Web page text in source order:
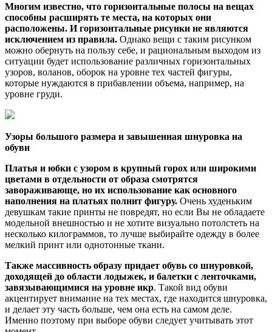
Многим известно, что горизонтальные полосы на вещах
способны расширять те места, на которых они
расположены. И горизонтальные рисунки не являются
исключением из правила. Однако вещи с таким рисунком
можно обернуть на пользу себе, и рациональным выходом из
ситуации будет использование различных горизонтальных
узоров, воланов, оборок на уровне тех частей фигуры,
которые нуждаются в прибавлении объема, например, на
уровне груди.
Узоры большого размера и завышенная шнуровка на
обуви
Платья и юбки с узором в крупный горох или широкими
цветами в отдельности от образа смотрятся
завораживающе, но их использование как основного
наполнения на платьях полнит фигуру. Очень худеньким
девушкам такие принты не повредят, но если Вы не обладаете
модельной внешностью и не хотите визуально потолстеть на
несколько килограммов, то лучше выбирайте одежду в более
мелкий принт или однотонные ткани.
Также массивность образу придает обувь со шнуровкой,
доходящей до области лодыжек, и балетки с ленточками,
завязывающимися на уровне икр. Такой вид обуви
акцентирует внимание на тех местах, где находится шнуровка,
и делает эту часть больше, чем она есть на самом деле.
Именно поэтому при выборе обуви следует учитывать этот